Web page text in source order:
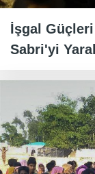
İşgal
Sabri'yi